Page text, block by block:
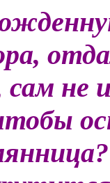
сам не